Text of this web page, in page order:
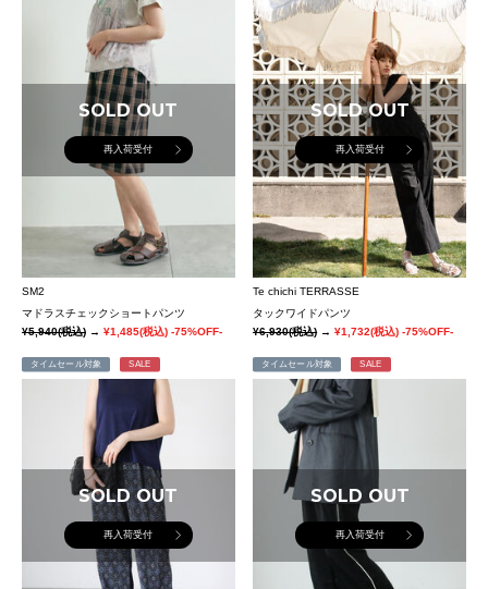
SOLD OUT
再入荷受付
SM2
マドラスチェックショートパンツ
¥5,940(税込) → ¥1,485(税込) -75%OFF-
SOLD OUT
再入荷受付
Te chichi TERRASSE
タックワイドパンツ
¥6,930(税込)→¥1,732(税込) -75%OFF-
タイムセール対象 SALE
SOLD OUT
再入荷受付
タイムセール対象 SALE
SOLD OUT
再入荷受付